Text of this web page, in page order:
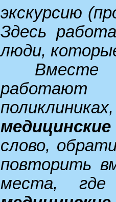
экскурсию
Здесь
люди,
Вместе
слово,
повторить
места,